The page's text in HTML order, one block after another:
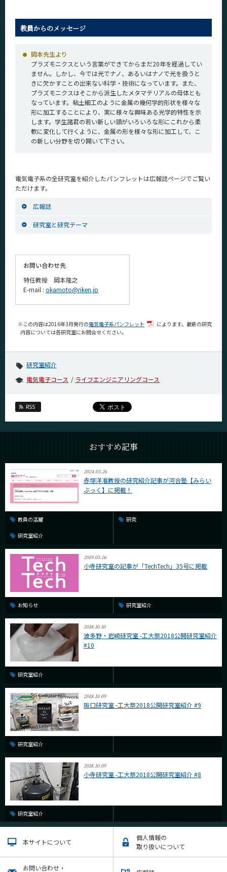
教員からのメッセージ
岡本先生より
プラズモニクスという言葉ができてからまだ20年を経過してい
ません。しかし、今では光でナノ、あるいはナノで光を扱うと
きに欠かすことの出来ない科学・技術になっています。また、
プラズモニクスはそこから派生したメタマテリアルの母体とも
なっています。粘土細工のように金属の幾何学的形状を様々な
形に加工することにより、実に様々な興味ある光学的特性を示
します。学生諸君の若い新しい頭がいろいろな形にこれから柔
軟に変化して行くように、金属の形を様々な形に加工して、こ
の新しい分野を切り開いて下さい。
電気電子系の全研究室を紹介したパンフレットは広報誌ページでご覧い
ただけます。
広報誌
研究室と研究テーマ
お問い合わせ先
特任教授 岡本隆之
E-mail : okamoto@riken.jp
※この内容は2016年3月発行の電気電子系パンフレット
によります。最新の研究
内容については各研究室にお問合せください。
研究室紹介
電気電子コース
ライフエンジニアリングコース
RSS
おすすめ記事
2024.03.26
赤塚洋准教授の研究紹介記事が河合塾【みらい
ぶっく】に掲載！
教員の活躍 研究
研究室紹介
2019.03.26
小寺研究室の記事が「TechTech」35号に掲載
お知らせ 研究室紹介
2018.10.10
波多野・岩崎研究室 -工大祭2018公開研究室紹介
#10
研究室紹介
2018.10.09
阪口研究室 -工大祭2018公開研究室紹介 #9
研究室紹介
2018.10.09
小寺研究室 -工大祭2018公開研究室紹介 #8
研究室紹介
本サイトについて
個人情報の
取り扱いについて
お問い合わせ・